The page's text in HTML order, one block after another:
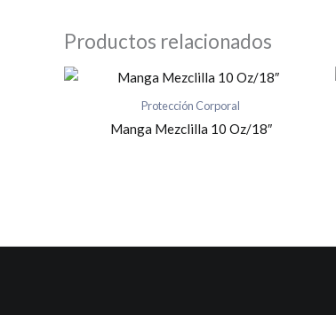
Productos relacionados
Protección Corporal
Manga Mezclilla 10 Oz/18″